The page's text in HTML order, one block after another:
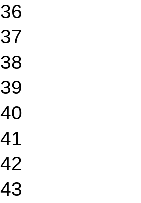
36
37
38
39
40
41
42
43